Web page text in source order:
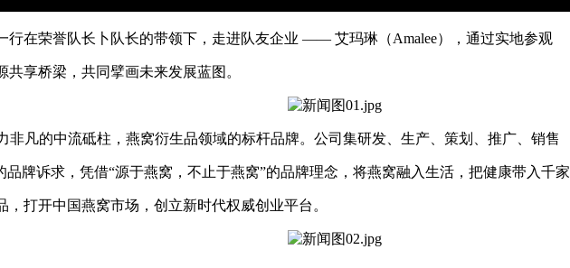
行在荣誉队长卜队长的带领下，走进队友企业 —— 艾玛琳（Amalee），通过实地参观
享桥梁，共同擘画未来发展蓝图。
非凡的中流砥柱，燕窝衍生品领域的标杆品牌。公司集研发、生产、策划、推广、销售
牌诉求，凭借“源于燕窝，不止于燕窝”的品牌理念，将燕窝融入生活，把健康带入千家
打开中国燕窝市场，创立新时代权威创业平台。